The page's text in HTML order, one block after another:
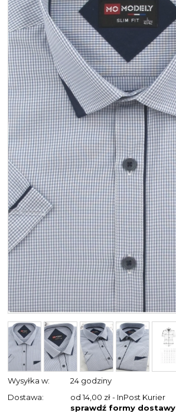
Wysyłka w:
24 godziny
Dostawa:
od 14,00 zł - InPost Kurier
sprawdź formy dostawy